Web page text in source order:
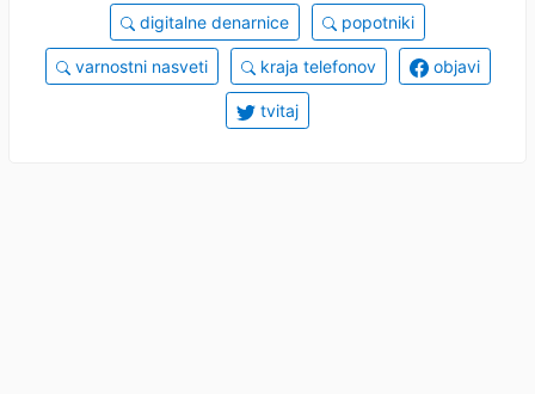
digitalne denarnice popotniki
varnostni nasveti kraja telefonov objavi
tvitaj